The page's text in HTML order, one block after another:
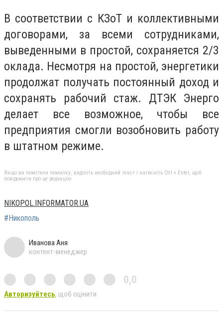
В соответствии с КЗоТ и коллективными
договорами, за всеми сотрудниками,
выведенными в простой, сохраняется 2/3
оклада. Несмотря на простой, энергетики
продолжат получать постоянный доход и
сохранять рабочий стаж. ДТЭК Энерго
делает все возможное, чтобы все
предприятия смогли возобновить работу
в штатном режиме.
Якщо ви помітили помилку, виділіть необхідний текст і натисніть Ctrl + Enter, щоб
повідомити про це редакцію
NIKOPOL.INFORMATOR.UA
#Никополь
Иванова Аня
контент-менеджер
0,0
Авторизуйтесь, щоб оцінити